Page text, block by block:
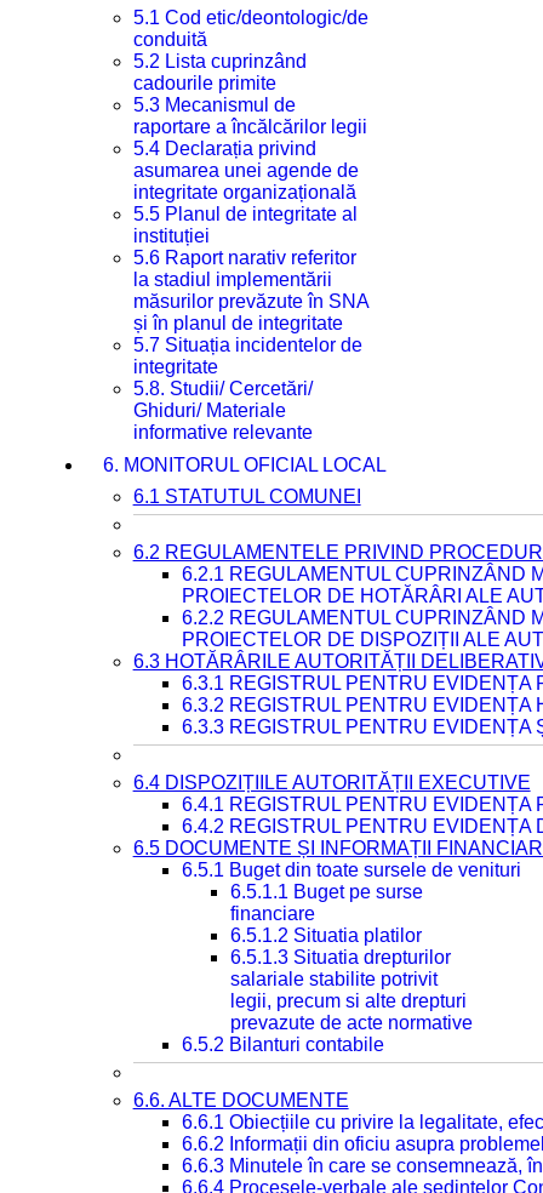
5.1 Cod etic/deontologic/de
conduită
5.2 Lista cuprinzând
cadourile primite
5.3 Mecanismul de
raportare a încălcărilor legii
5.4 Declarația privind
asumarea unei agende de
integritate organizațională
5.5 Planul de integritate al
instituției
5.6 Raport narativ referitor
la stadiul implementării
măsurilor prevăzute în SNA
și în planul de integritate
5.7 Situația incidentelor de
integritate
5.8. Studii/ Cercetări/
Ghiduri/ Materiale
informative relevante
6. MONITORUL OFICIAL LOCAL
6.1 STATUTUL COMUNEI
6.2 REGULAMENTELE PRIVIND
6.2.1 REGULAMENTUL CUPRINZÂND
PROIECTELOR DE HOTĂRÂRI ALE
6.2.2 REGULAMENTUL CUPRINZÂND
PROIECTELOR DE DISPOZIȚII ALE
6.3 HOTĂRÂRILE AUTORITĂȚII
6.3.1 REGISTRUL PENTRU EVIDENȚA
6.3.2 REGISTRUL PENTRU EVIDENȚA
6.3.3 REGISTRUL PENTRU EVIDENȚA
6.4 DISPOZIȚIILE AUTORITĂȚII EXECUTIVE
6.4.1 REGISTRUL PENTRU EVIDENȚA
6.4.2 REGISTRUL PENTRU EVIDENȚA
6.5 DOCUMENTE ȘI INFORMAȚII
6.5.1 Buget din toate sursele de venituri
6.5.1.1 Buget pe surse
financiare
6.5.1.2 Situatia platilor
6.5.1.3 Situatia drepturilor
salariale stabilite potrivit
legii, precum si alte drepturi
prevazute de acte normative
6.5.2 Bilanturi contabile
6.6. ALTE DOCUMENTE
6.6.1 Obiecțiile cu privire la legalitate,
6.6.2 Informații din oficiu asupra
6.6.3 Minutele în care se consemnează,
6.6.4 Procesele-verbale ale ședințelor